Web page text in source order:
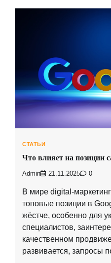
СТАТЬИ
Что влияет на позиции
Admin 21.11.2025 0
В мире digital-
топовые позиции в
жёстче, особенно для
специалистов,
качественном
развивается, запросы